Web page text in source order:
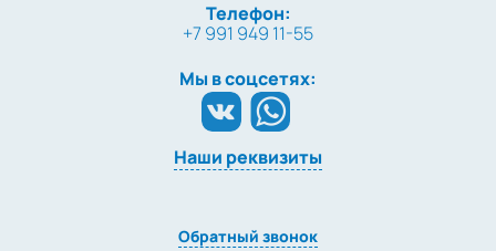
Телефон:
+7 991 949 11-55
Мы в соцсетях:
Наши реквизиты
Обратный звонок